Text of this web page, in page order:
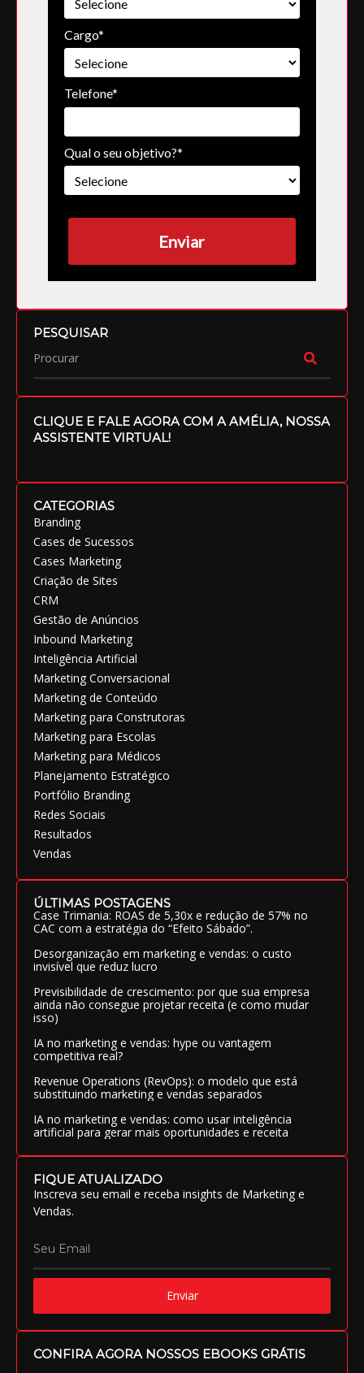
Cargo*
Telefone*
Qual o seu objetivo?*
Enviar
PESQUISAR
CLIQUE E FALE AGORA COM A AMÉLIA, NOSSA
ASSISTENTE VIRTUAL!
CATEGORIAS
Branding
Cases de Sucessos
Cases Marketing
Criação de Sites
CRM
Gestão de Anúncios
Inbound Marketing
Inteligência Artificial
Marketing Conversacional
Marketing de Conteúdo
Marketing para Construtoras
Marketing para Escolas
Marketing para Médicos
Planejamento Estratégico
Portfólio Branding
Redes Sociais
Resultados
Vendas
ÚLTIMAS POSTAGENS
Case Trimania: ROAS de 5,30x e redução de 57% no
CAC com a estratégia do “Efeito Sábado”.
Desorganização em marketing e vendas: o custo
invisível que reduz lucro
Previsibilidade de crescimento: por que sua empresa
ainda não consegue projetar receita (e como mudar
isso)
IA no marketing e vendas: hype ou vantagem
competitiva real?
Revenue Operations (RevOps): o modelo que está
substituindo marketing e vendas separados
IA no marketing e vendas: como usar inteligência
artificial para gerar mais oportunidades e receita
FIQUE ATUALIZADO
Inscreva seu email e receba insights de Marketing e
Vendas.
Enviar
CONFIRA AGORA NOSSOS EBOOKS GRÁTIS